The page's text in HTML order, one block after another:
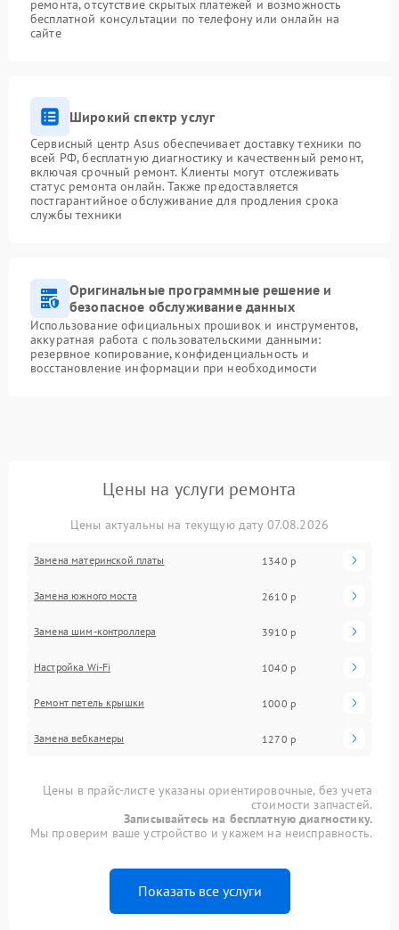
ремонта, отсутствие скрытых платежей и возможность
бесплатной консультации по телефону или онлайн на
сайте
Широкий спектр услуг
Сервисный центр Asus обеспечивает доставку техники по
всей РФ, бесплатную диагностику и качественный ремонт,
включая срочный ремонт. Клиенты могут отслеживать
статус ремонта онлайн. Также предоставляется
постгарантийное обслуживание для продления срока
службы техники
Оригинальные программные решение и
безопасное обслуживание данных
Использование официальных прошивок и инструментов,
аккуратная работа с пользовательскими данными:
резервное копирование, конфиденциальность и
восстановление информации при необходимости
Цены на услуги ремонта
Цены актуальны на текущую дату 07.08.2026
Замена материнской платы 1340 р
Замена южного моста 2610 р
Замена шим-контроллера 3910 р
Настройка Wi-Fi 1040 р
Ремонт петель крышки 1000 р
Замена вебкамеры 1270 р
Цены в прайс-листе указаны ориентировочные, без учета
стоимости запчастей.
Записывайтесь на бесплатную диагностику.
Мы проверим ваше устройство и укажем на неисправность.
Показать все услуги